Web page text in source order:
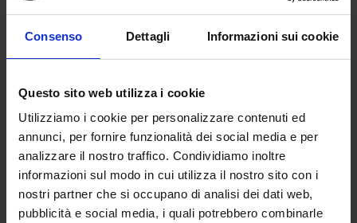
Consenso Dettagli Informazioni sui cookie
Questo sito web utilizza i cookie
Utilizziamo i cookie per personalizzare contenuti ed
annunci, per fornire funzionalità dei social media e per
analizzare il nostro traffico. Condividiamo inoltre
informazioni sul modo in cui utilizza il nostro sito con i
nostri partner che si occupano di analisi dei dati web,
pubblicità e social media, i quali potrebbero combinarle
Articoli recenti
Certificazione INDIRE nello scioglimento della
riserva: modalità, tempi e perché è utile ottenerla
I 24 punti in più per concorso o percorso 30 CFU
vanno richiesti
INDIRE triennalisti ed estero. Si possono